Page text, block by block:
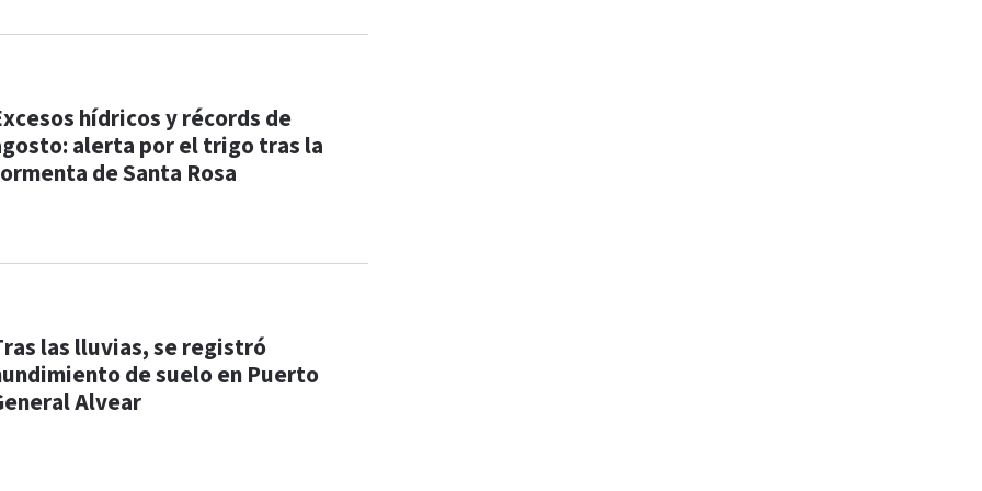
hídricos y récords de
alerta por el trigo tras la
de Santa Rosa
las lluvias, se registró
de suelo en Puerto
Alvear